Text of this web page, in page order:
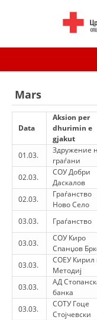
Mars
Data
Aksion per
dhurimin e
gjakut
01.03.
Здружение
граѓани
02.03.
СОУ Добри
Даскалов
02.03.
Граѓанство
Ново Село
03.03.
Граѓанство
03.03.
СОУ Киро
Спанџов
03.03.
СОЕУ Кирил
Методиј
03.03.
АД
банка
03.03.
СОТУ Гоце
Стојчевски